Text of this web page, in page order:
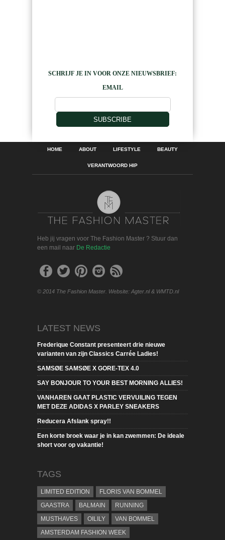
SCHRIJF JE IN VOOR ONZE NIEUWSBRIEF:
EMAIL
SUBSCRIBE
HOME ABOUT LIFESTYLE BEAUTY
VERANTWOORD HIP
Heb jij vragen voor The Fashion Master ? Stuur dan
een mail naar De Redactie
© 2014 The Fashion Master. Website: Agter.nl & WMTD.nl
LATEST NEWS
Frederique Constant presenteert drie nieuwe
varianten van zijn Classics Carrée Ladies!
SAMSØE SAMSØE X GORE-TEX 4.0
SAY BONJOUR TO YOUR BEST MORNING ALLIES!
VANHAREN GAAT PLASTIC VERVUILING TEGEN
MET DEZE ADIDAS X PARLEY SNEAKERS
Reducera Afslank spray!!
Een korte broek waar je in kan zwemmen: De ideale
short voor op vakantie!
TAGS
LIMITED EDITION
FLORIS VAN BOMMEL
GAASTRA
BALMAIN
RUNNING
MUSTHAVES
OILILY
VAN BOMMEL
AMSTERDAM FASHION WEEK